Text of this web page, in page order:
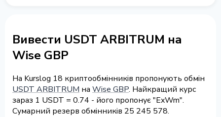
Вивести USDT ARBITRUM на
Wise GBP
На Kurslog 18 криптообмінників пропонують обмін
USDT ARBITRUM на Wise GBP. Найкращий курс
зараз 1 USDT = 0.74 - його пропонує "ExWm".
Сумарний резерв обмінників 25 245 578.